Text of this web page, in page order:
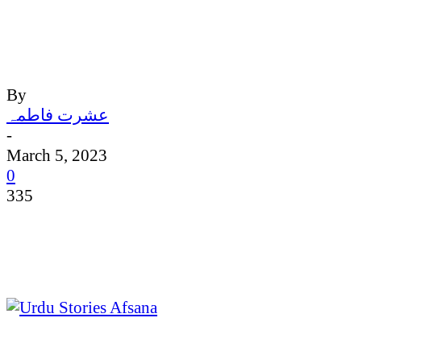
By
عشرت فاطمہ
-
March 5, 2023
0
335